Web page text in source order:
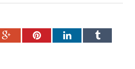
Google+PinterestLinkedInTumblr